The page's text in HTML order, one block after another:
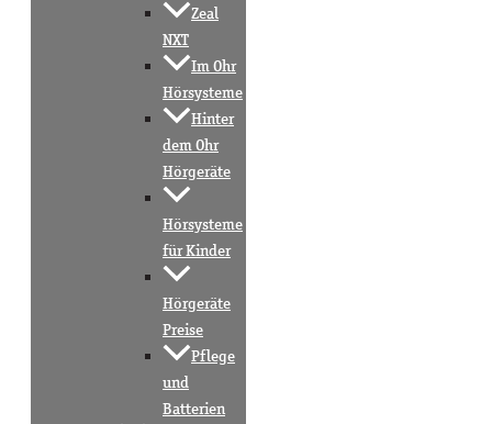
Zeal
NXT
Im Ohr
Hörsysteme
Hinter
dem Ohr
Hörgeräte
Hörsysteme
für Kinder
Hörgeräte
Preise
Pflege
und
Batterien